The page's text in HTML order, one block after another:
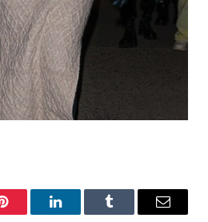
Pinterest LinkedInTumblr Email